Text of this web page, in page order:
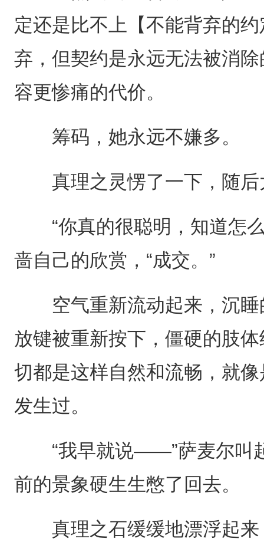
定还是比不上【不能背弃的
弃，但契约是永远无法被消
容更惨痛的代价。
筹码，她永远不嫌多。
真理之灵愣了一下，随后
“你真的很聪明，知道怎么
啬自己的欣赏，“成交。”
空气重新流动起来，沉睡
放键被重新按下，僵硬的肢
切都是这样自然和流畅，就
发生过。
“我早就说——”萨麦尔叫起
前的景象硬生生憋了回去。
真理之石缓缓地漂浮起来